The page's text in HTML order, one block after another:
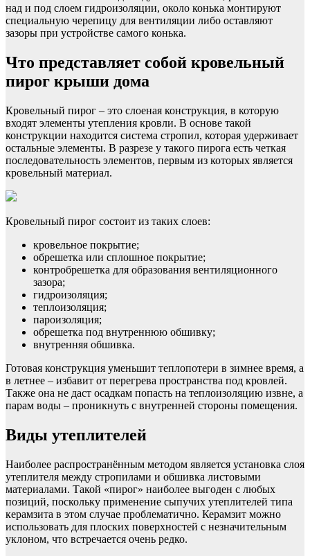
над и под слоем гидроизоляции, около конька монтируют
специальную черепицу для вентиляции либо оставляют
зазоры при устройстве самого конька.
Что представляет собой кровельный
пирог крыши дома
Кровельный пирог – это слоеная конструкция, в которую
входят элементы утепления кровли. В основе такой
конструкции находится система стропил, которая удерживает
остальные элементы. В разрезе у такого пирога есть четкая
последовательность элементов, первым из которых является
кровельный материал.
Кровельный пирог состоит из таких слоев:
кровельное покрытие;
обрешетка или сплошное покрытие;
контробрешетка для образования вентиляционного
зазора;
гидроизоляция;
теплоизоляция;
пароизоляция;
обрешетка под внутреннюю обшивку;
внутренняя обшивка.
Готовая конструкция уменьшит теплопотери в зимнее время, а
в летнее – избавит от перегрева пространства под кровлей.
Также она не даст осадкам попасть на теплоизоляцию извне, а
парам воды – проникнуть с внутренней стороны помещения.
Виды утеплителей
Наиболее распространённым методом является установка слоя
утеплителя между стропилами и обшивка листовыми
материалами. Такой «пирог» наиболее выгоден с любых
позиций, поскольку применение сыпучих утеплителей типа
керамзита в этом случае проблематично. Керамзит можно
использовать для плоских поверхностей с незначительным
уклоном, что встречается очень редко.